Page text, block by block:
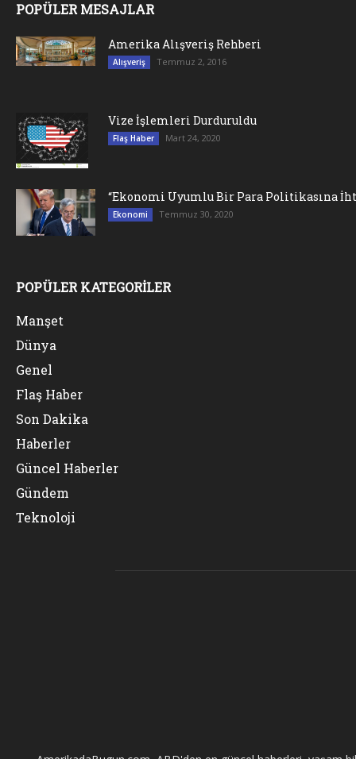
POPÜLER MESAJLAR
Amerika Alışveriş Rehberi
Alışveriş Temmuz 2, 2016
Vize İşlemleri Durduruldu
Flaş Haber Mart 24, 2020
“Ekonomi Uyumlu Bir Para Politikasına
Ekonomi Temmuz 30, 2020
POPÜLER KATEGORİLER
Manşet
Dünya
Genel
Flaş Haber
Son Dakika
Haberler
Güncel Haberler
Gündem
Teknoloji